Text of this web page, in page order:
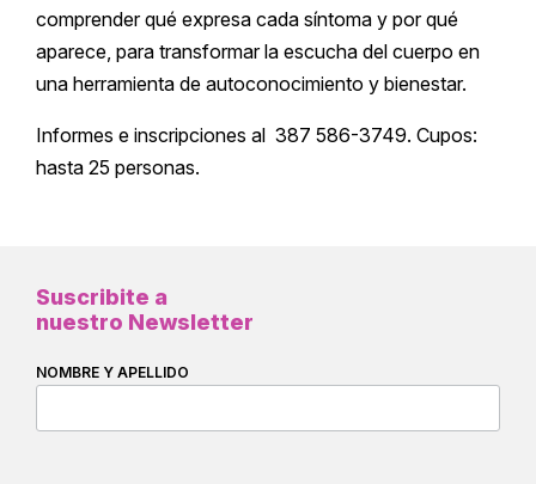
comprender qué expresa cada síntoma y por qué
aparece, para transformar la escucha del cuerpo en
una herramienta de autoconocimiento y bienestar.
Informes e inscripciones al 387 586-3749. Cupos:
hasta 25 personas.
Suscribite a
nuestro Newsletter
NOMBRE Y APELLIDO